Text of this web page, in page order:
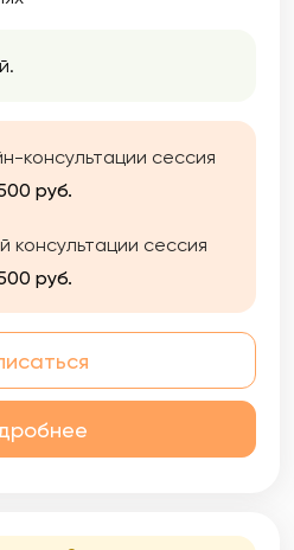
консультации сессия
руб.
консультации сессия
руб.